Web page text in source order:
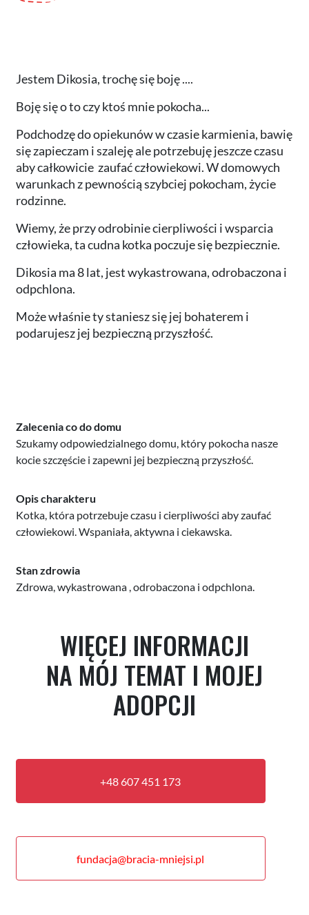
Jestem Dikosia, trochę się boję ....
Boję się o to czy ktoś mnie pokocha...
Podchodzę do opiekunów w czasie karmienia, bawię
się zapieczam i szaleję ale potrzebuję jeszcze czasu
aby całkowicie zaufać człowiekowi. W domowych
warunkach z pewnością szybciej pokocham, życie
rodzinne.
Wiemy, że przy odrobinie cierpliwości i wsparcia
człowieka, ta cudna kotka poczuje się bezpiecznie.
Dikosia ma 8 lat, jest wykastrowana, odrobaczona i
odpchlona.
Może właśnie ty staniesz się jej bohaterem i
podarujesz jej bezpieczną przyszłość.
Zalecenia co do domu
Szukamy odpowiedzialnego domu, który pokocha nasze
kocie szczęście i zapewni jej bezpieczną przyszłość.
Opis charakteru
Kotka, która potrzebuje czasu i cierpliwości aby zaufać
człowiekowi. Wspaniała, aktywna i ciekawska.
Stan zdrowia
Zdrowa, wykastrowana , odrobaczona i odpchlona.
WIĘCEJ INFORMACJI
NA MÓJ TEMAT I MOJEJ
ADOPCJI
+48 607 451 173
fundacja@bracia-mniejsi.pl